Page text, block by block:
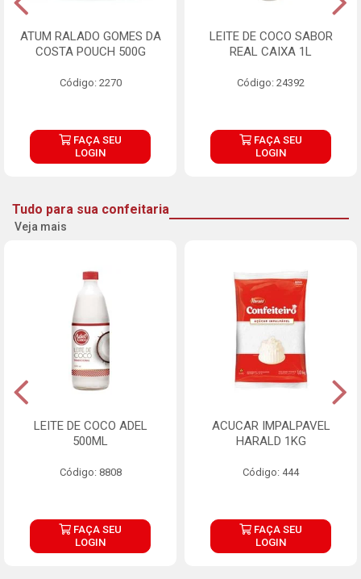
ATUM RALADO GOMES DA
COSTA POUCH 500G
Código: 2270
FAÇA SEU
LOGIN
LEITE DE COCO SABOR
REAL CAIXA 1L
Código: 24392
FAÇA SEU
LOGIN
Tudo para sua confeitaria
Veja mais
LEITE DE COCO ADEL
500ML
Código: 8808
FAÇA SEU
LOGIN
ACUCAR IMPALPAVEL
HARALD 1KG
Código: 444
FAÇA SEU
LOGIN